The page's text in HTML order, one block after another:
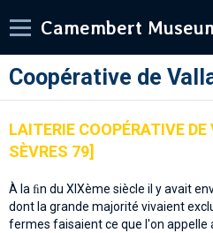
Camembert
Coopérative de
LAITERIE COOPÉRATIVE
SÈVRES 79]
À la ﬁn du XIXème siècle il y avait
dont la grande majorité vivaient
fermes faisaient ce que l'on appelle